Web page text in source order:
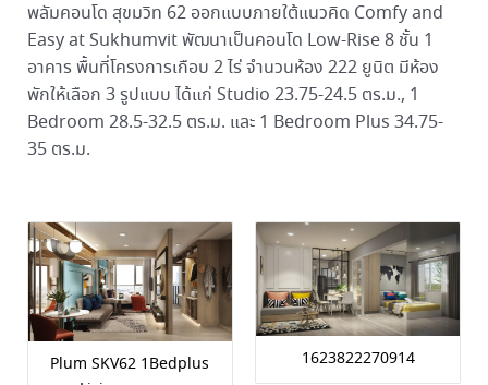
พลัมคอนโด สุขมวิท 62 ออกแบบภายใต้แนวคิด Comfy and
Easy at Sukhumvit พัฒนาเป็นคอนโด Low-Rise 8 ชั้น 1
อาคาร พื้นที่โครงการเกือบ 2 ไร่ จำนวนห้อง 222 ยูนิต มีห้อง
พักให้เลือก 3 รูปแบบ ได้แก่ Studio 23.75-24.5 ตร.ม., 1
Bedroom 28.5-32.5 ตร.ม. และ 1 Bedroom Plus 34.75-
35 ตร.ม.
Plum SKV62 1Bedplus
1623822270914